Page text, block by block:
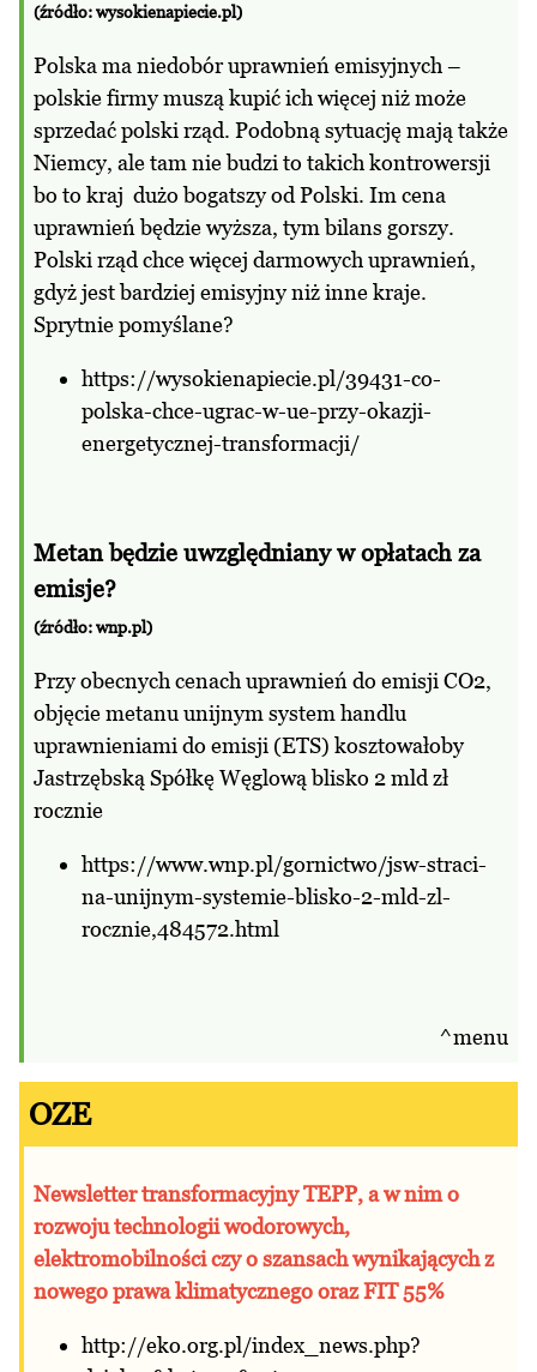
(źródło: wysokienapiecie.pl)
Polska ma niedobór uprawnień emisyjnych –
polskie firmy muszą kupić ich więcej niż może
sprzedać polski rząd. Podobną sytuację mają także
Niemcy, ale tam nie budzi to takich kontrowersji
bo to kraj dużo bogatszy od Polski. Im cena
uprawnień będzie wyższa, tym bilans gorszy.
Polski rząd chce więcej darmowych uprawnień,
gdyż jest bardziej emisyjny niż inne kraje.
Sprytnie pomyślane?
https://wysokienapiecie.pl/39431-co-
polska-chce-ugrac-w-ue-przy-okazji-
energetycznej-transformacji/
Metan będzie uwzględniany w opłatach za
emisje?
(źródło: wnp.pl)
Przy obecnych cenach uprawnień do emisji CO2,
objęcie metanu unijnym system handlu
uprawnieniami do emisji (ETS) kosztowałoby
Jastrzębską Spółkę Węglową blisko 2 mld zł
rocznie
https://www.wnp.pl/gornictwo/jsw-straci-
na-unijnym-systemie-blisko-2-mld-zl-
rocznie,484572.html
^menu
OZE
Newsletter transformacyjny TEPP, a w nim o
rozwoju technologii wodorowych,
elektromobilności czy o szansach wynikających z
nowego prawa klimatycznego oraz FIT 55%
http://eko.org.pl/index_news.php?